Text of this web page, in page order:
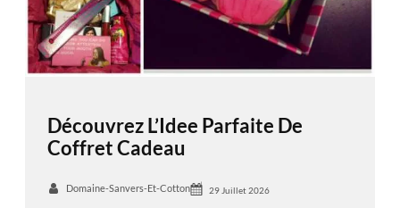
Découvrez L’Idee Parfaite De
Coffret Cadeau
Domaine-Sanvers-Et-Cotton 29 Juillet 2026